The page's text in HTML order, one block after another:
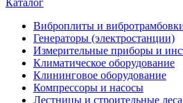
Виброплиты и
Генераторы (электростанции)
Измерительные приборы и
Климатическое оборудование
Клининговое оборудование
Компрессоры и насосы
Лестницы и строительные леса